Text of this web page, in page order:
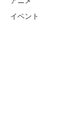
イベント